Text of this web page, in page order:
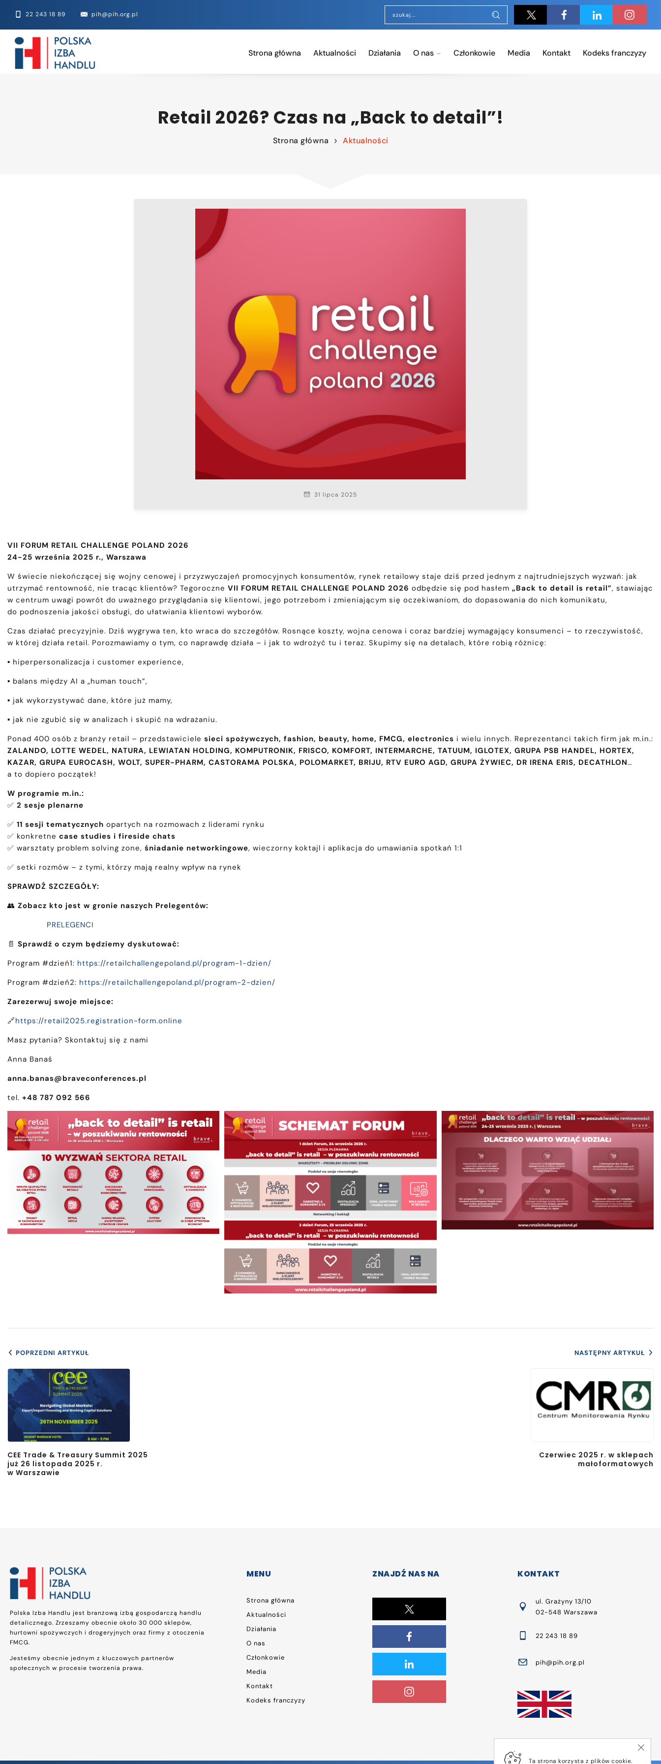
Ta strona korzysta z plików cookie.
22 243 18 89 pih@pih.org.pl
Strona główna Aktualności Działania O nas Członkowie Media Kontakt Kodeks franczyzy
Retail 2026? Czas na „Back to detail”!
Strona główna Aktualności
31 lipca 2025
VII FORUM RETAIL CHALLENGE POLAND 2026
24-25 września 2025 r., Warszawa
W świecie niekończącej się wojny cenowej i przyzwyczajeń promocyjnych konsumentów, rynek retailowy staje dziś przed jednym z najtrudniejszych wyzwań: jak
utrzymać rentowność, nie tracąc klientów? Tegoroczne VII FORUM RETAIL CHALLENGE POLAND 2026 odbędzie się pod hasłem „Back to detail is retail”, stawiając
w centrum uwagi powrót do uważnego przyglądania się klientowi, jego potrzebom i zmieniającym się oczekiwaniom, do dopasowania do nich komunikatu,
do podnoszenia jakości obsługi, do ułatwiania klientowi wyborów.
Czas działać precyzyjnie. Dziś wygrywa ten, kto wraca do szczegółów. Rosnące koszty, wojna cenowa i coraz bardziej wymagający konsumenci – to rzeczywistość,
w której działa retail. Porozmawiamy o tym, co naprawdę działa – i jak to wdrożyć tu i teraz. Skupimy się na detalach, które robią różnicę:
▪️ hiperpersonalizacja i customer experience,
▪️ balans między AI a „human touch”,
▪️ jak wykorzystywać dane, które już mamy,
▪️ jak nie zgubić się w analizach i skupić na wdrażaniu.
Ponad 400 osób z branży retail – przedstawiciele sieci spożywczych, fashion, beauty, home, FMCG, electronics i wielu innych. Reprezentanci takich firm jak m.in.:
ZALANDO, LOTTE WEDEL, NATURA, LEWIATAN HOLDING, KOMPUTRONIK, FRISCO, KOMFORT, INTERMARCHE, TATUUM, IGLOTEX, GRUPA PSB HANDEL, HORTEX,
KAZAR, GRUPA EUROCASH, WOLT, SUPER-PHARM, CASTORAMA POLSKA, POLOMARKET, BRIJU, RTV EURO AGD, GRUPA ŻYWIEC, DR IRENA ERIS, DECATHLON…
a to dopiero początek!
W programie m.in.:
✅ 2 sesje plenarne
✅ 11 sesji tematycznych opartych na rozmowach z liderami rynku
✅ konkretne case studies i fireside chats
✅ warsztaty problem solving zone, śniadanie networkingowe, wieczorny koktajl i aplikacja do umawiania spotkań 1:1
✅ setki rozmów – z tymi, którzy mają realny wpływ na rynek
SPRAWDŹ SZCZEGÓŁY:
👥 Zobacz kto jest w gronie naszych Prelegentów:
PRELEGENCI
📄 Sprawdź o czym będziemy dyskutować:
Program #dzień1: https://retailchallengepoland.pl/program-1-dzien/
Program #dzień2: https://retailchallengepoland.pl/program-2-dzien/
Zarezerwuj swoje miejsce:
🔗https://retail2025.registration-form.online
Masz pytania? Skontaktuj się z nami
Anna Banaś
anna.banas@braveconferences.pl
tel. +48 787 092 566
POPRZEDNI ARTYKUŁ
CEE Trade & Treasury Summit 2025
już 26 listopada 2025 r.
w Warszawie
NASTĘPNY ARTYKUŁ
Czerwiec 2025 r. w sklepach
małoformatowych
Polska Izba Handlu jest branżową izbą gospodarczą handlu
detalicznego. Zrzeszamy obecnie około 30 000 sklepów,
hurtowni spożywczych i drogeryjnych oraz firmy z otoczenia
FMCG.
Jesteśmy obecnie jednym z kluczowych partnerów
społecznych w procesie tworzenia prawa.
MENU
Strona główna
Aktualności
Działania
O nas
Członkowie
Media
Kontakt
Kodeks franczyzy
ZNAJDŹ NAS NA KONTAKT
ul. Grażyny 13/10
02-548 Warszawa
22 243 18 89
pih@pih.org.pl